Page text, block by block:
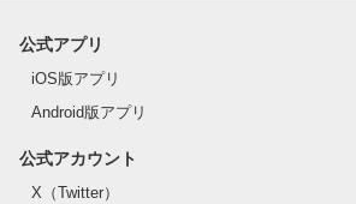
公式アプリ
iOS版アプリ
Android版アプリ
公式アカウント
X（Twitter）